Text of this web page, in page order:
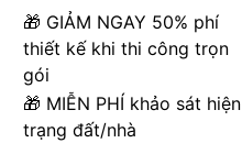
🎁 GIẢM NGAY 50% phí
thiết kế khi thi công trọn
gói
🎁 MIỄN PHÍ khảo sát hiện
trạng đất/nhà